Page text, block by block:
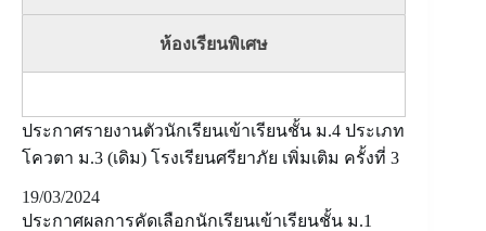
ห้องเรียนพิเศษ
ประกาศรายงานตัวนักเรียนเข้าเรียนชั้น ม.4 ประเภท
โควตา ม.3 (เดิม) โรงเรียนศรียาภัย เพิ่มเติม ครั้งที่ 3
19/03/2024
ประกาศผลการคัดเลือกนักเรียนเข้าเรียนชั้น ม.1